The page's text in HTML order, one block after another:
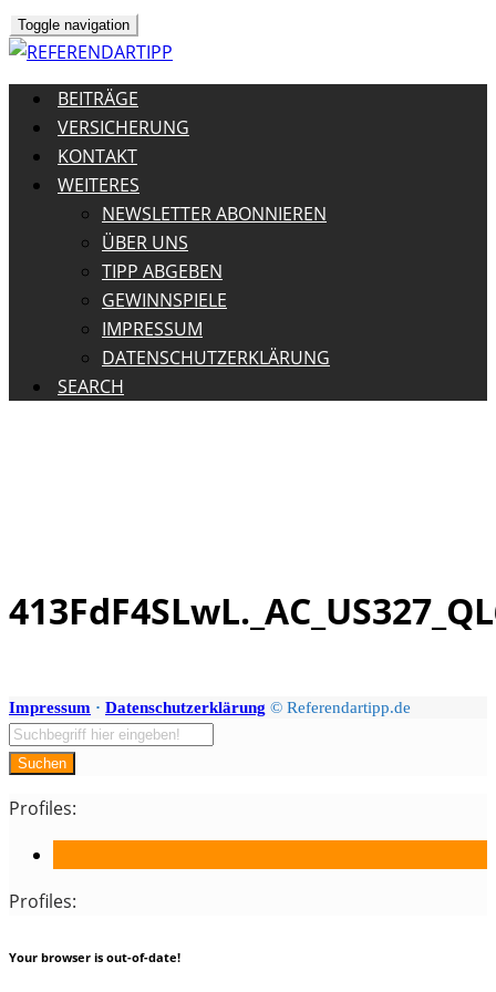
Toggle navigation
BEITRÄGE
VERSICHERUNG
KONTAKT
WEITERES
NEWSLETTER ABONNIEREN
ÜBER UNS
TIPP ABGEBEN
GEWINNSPIELE
IMPRESSUM
DATENSCHUTZERKLÄRUNG
SEARCH
Skip
Impressum · Datenschutzerklärung © Referendartipp.de
Suchen
Profiles:
Profiles:
Your browser is out-of-date!